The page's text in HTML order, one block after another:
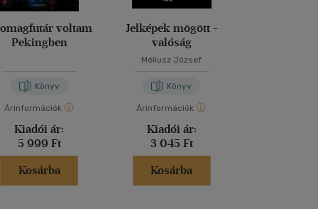
voltam
Pekingben
Könyv
Árinformációk
Kiadói ár:
5 999 Ft
Kosárba
Jelképek mögött -
valóság
Méliusz József
Könyv
Árinformációk
Kiadói ár:
3 045 Ft
Kosárba